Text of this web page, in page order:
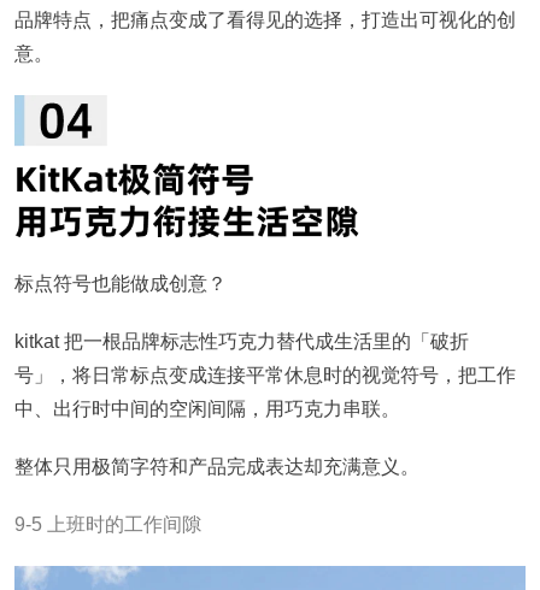
品牌特点，把痛点变成了看得见的选择，打造出可视化的创
意。
标点符号也能做成创意？
kitkat 把一根品牌标志性巧克力替代成生活里的「破折
号」，将日常标点变成连接平常休息时的视觉符号，把工作
中、出行时中间的空闲间隔，用巧克力串联。
整体只用极简字符和产品完成表达却充满意义。
9-5 上班时的工作间隙